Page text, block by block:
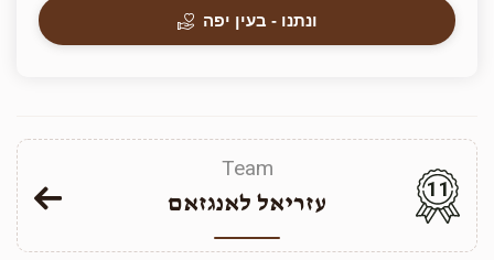
ונתנו - בעין יפה
Team
עזריאל לאנגזאם
11